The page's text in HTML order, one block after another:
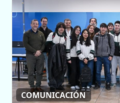
COMUNICACIÓN